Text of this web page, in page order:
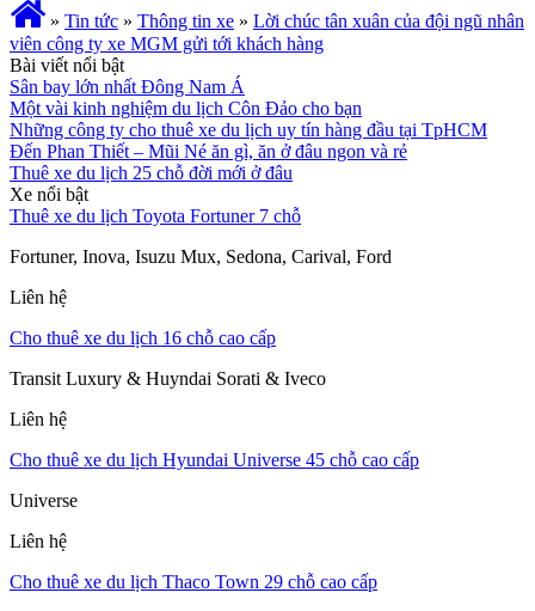
» Tin tức » Thông tin xe » Lời chúc tân xuân của đội ngũ nhân
viên công ty xe MGM gửi tới khách hàng
Bài viết nổi bật
Sân bay lớn nhất Đông Nam Á
Một vài kinh nghiệm du lịch Côn Đảo cho bạn
Những công ty cho thuê xe du lịch uy tín hàng đầu tại TpHCM
Đến Phan Thiết – Mũi Né ăn gì, ăn ở đâu ngon và rẻ
Thuê xe du lịch 25 chỗ đời mới ở đâu
Xe nổi bật
Thuê xe du lịch Toyota Fortuner 7 chỗ
Fortuner, Inova, Isuzu Mux, Sedona, Carival, Ford
Liên hệ
Cho thuê xe du lịch 16 chỗ cao cấp
Transit Luxury & Huyndai Sorati & Iveco
Liên hệ
Cho thuê xe du lịch Hyundai Universe 45 chỗ cao cấp
Universe
Liên hệ
Cho thuê xe du lịch Thaco Town 29 chỗ cao cấp